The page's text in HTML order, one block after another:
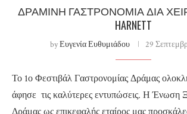
ΔΡΑΜΙΝΉ ΓΑΣΤΡΟΝΟΜΊΑ ΔΙΑ
HARNETT
byΕυγενία Ευθυμιάδου 29
Το 1ο Φεστιβάλ Γαστρονομίας Δράμας
άφησε τις καλύτερες εντυπώσεις. Η Ένωση